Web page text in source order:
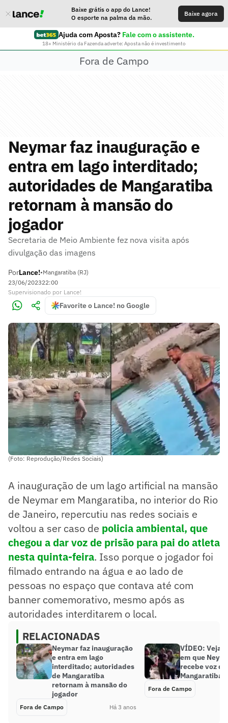
Baixe grátis o app do Lance!
O esporte na palma da mão.
Baixe agora
Ajuda com Aposta? Fale com o assistente.
18+ Ministério da Fazenda adverte: Aposta não é investimento
Fora de Campo
Neymar faz inauguração e
entra em lago interditado;
autoridades de Mangaratiba
retornam à mansão do
jogador
Secretaria de Meio Ambiente fez nova visita após
divulgação das imagens
PorLance!•Mangaratiba (RJ)
23/06/202322:00
Supervisionado por Lance!
Favorite o Lance! no Google
(Foto: Reprodução/Redes Sociais)
A inauguração de um lago artificial na mansão
de Neymar em Mangaratiba, no interior do Rio
de Janeiro, repercutiu nas redes sociais e
voltou a ser caso de policia ambiental, que
chegou a dar voz de prisão para pai do atleta
nesta quinta-feira. Isso porque o jogador foi
filmado entrando na água e ao lado de
pessoas no espaço que contava até com
banner comemorativo, mesmo após as
autoridades interditarem o local.
RELACIONADAS
Neymar faz inauguração
e entra em lago
interditado; autoridades
de Mangaratiba
retornam à mansão do
jogador
Fora de Campo Há 3 anos
VÍDEO: Veja
em que
recebe voz
Mangaratiba
Fora de Campo